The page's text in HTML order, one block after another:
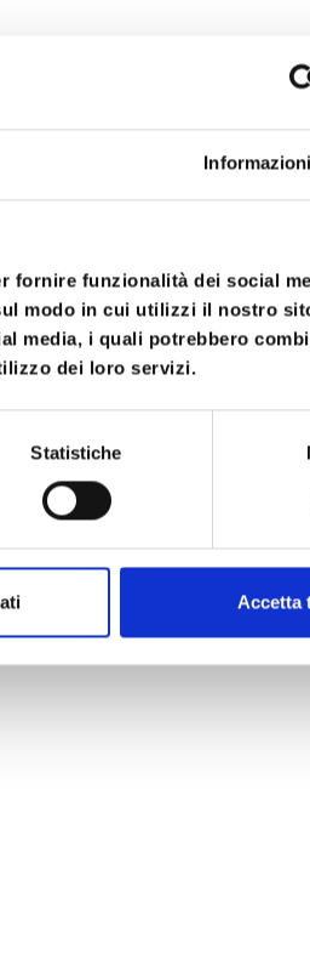
fornire funzionalità dei social
modo in cui utilizzi il nostro
media, i quali potrebbero
dei loro servizi.
Statistiche
Accetta
emotivo, azione,
cambiamento: dalle radici
il disorientamento, il